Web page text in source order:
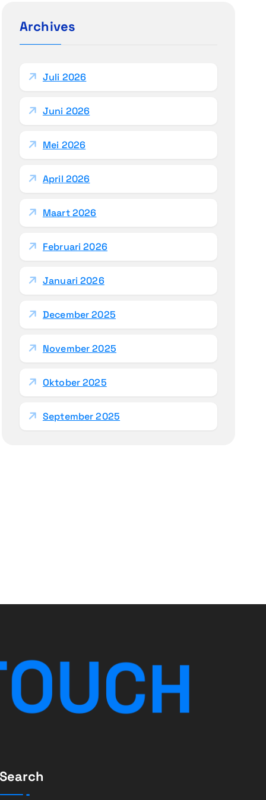
n
Archives
Juli 2026
Juni 2026
Mei 2026
April 2026
Maart 2026
Februari 2026
Januari 2026
December 2025
November 2025
Oktober 2025
September 2025
OUCH
Search